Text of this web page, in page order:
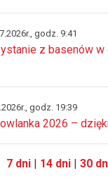
godz. 9:41
z basenów
godz. 19:39
2026 –
7 dni| 14 dni| 30